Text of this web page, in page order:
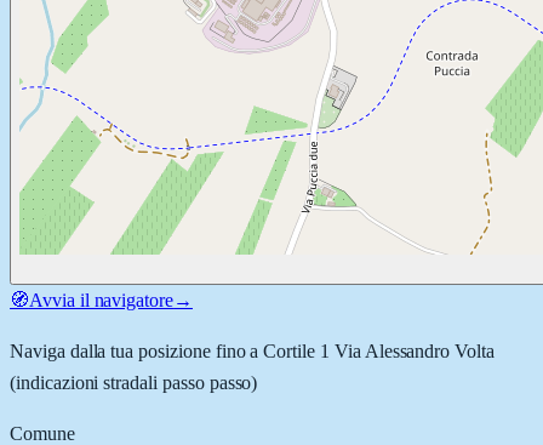
🧭Avvia il navigatore→
Naviga dalla tua posizione fino aCortile 1 Via Alessandro Volta
(indicazioni stradali passo passo)
Comune